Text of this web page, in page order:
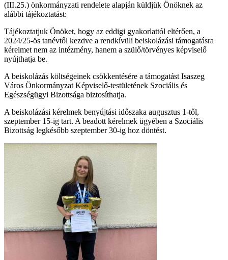
(III.25.) önkormányzati rendelete alapján küldjük Önöknek az
alábbi tájékoztatást:
Tájékoztatjuk Önöket, hogy az eddigi gyakorlattól eltérően, a
2024/25-ös tanévtől kezdve a rendkívüli beiskolázási támogatásra
kérelmet nem az intézmény, hanem a szülő/törvényes képviselő
nyújthatja be.
A beiskolázás költségeinek csökkentésére a támogatást Isaszeg
Város Önkormányzat Képviselő-testületének Szociális és
Egészségügyi Bizottsága biztosíthatja.
A beiskolázási kérelmek benyújtási időszaka augusztus 1-től,
szeptember 15-ig tart. A beadott kérelmek ügyében a Szociális
Bizottság legkésőbb szeptember 30-ig hoz döntést.